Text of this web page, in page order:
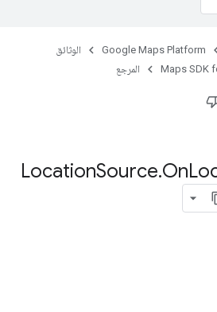
Google Maps Platform
الوثائق
Maps SDK المرجع
LocationSource.On